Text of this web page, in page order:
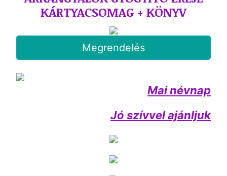
KÁRTYACSOMAG + KÖNYV
Megrendelés
Mai névnap
Jó szívvel ajánljuk